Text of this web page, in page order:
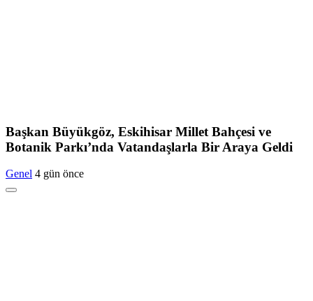
Başkan Büyükgöz, Eskihisar Millet Bahçesi ve
Botanik Parkı’nda Vatandaşlarla Bir Araya Geldi
Genel 4 gün önce